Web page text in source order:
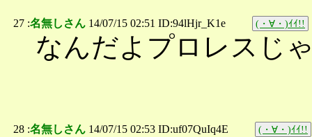
27 :名無しさん 14/07/15 02:51 ID:94lHjr_K1e (・∀・)ｲｲ!!
なんだよプロレスじ
28 :名無しさん 14/07/15 02:53 ID:uf07QuIq4E (・∀・)ｲｲ!!